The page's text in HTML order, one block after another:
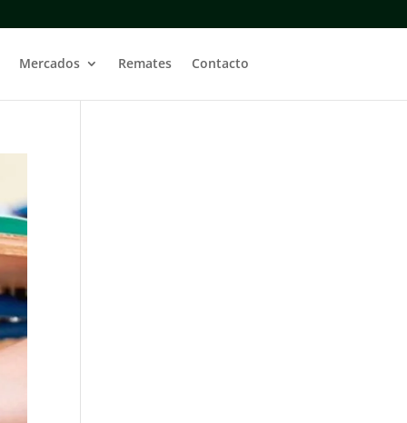
Mercados Remates Contacto